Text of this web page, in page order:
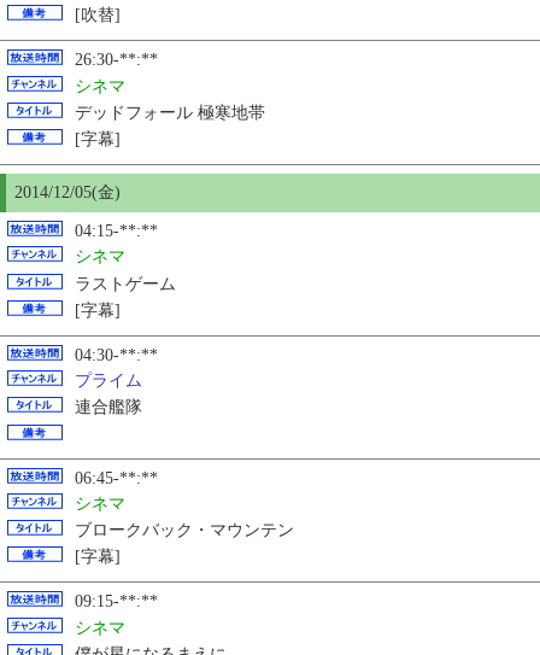
[吹替]
26:30-**:**
シネマ
デッドフォール 極寒地帯
[字幕]
2014/12/05(金)
04:15-**:**
シネマ
ラストゲーム
[字幕]
04:30-**:**
プライム
連合艦隊
06:45-**:**
シネマ
ブロークバック・マウンテン
[字幕]
09:15-**:**
シネマ